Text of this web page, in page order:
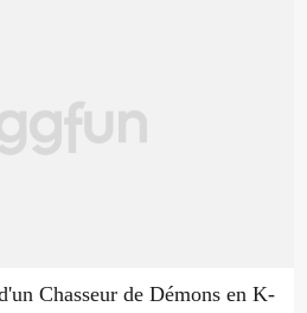
Chasseur de Démons en K-